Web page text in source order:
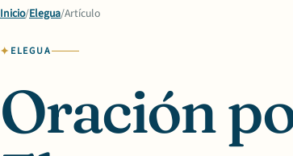
Inicio/Elegua/Artículo
ELEGUA
Oración